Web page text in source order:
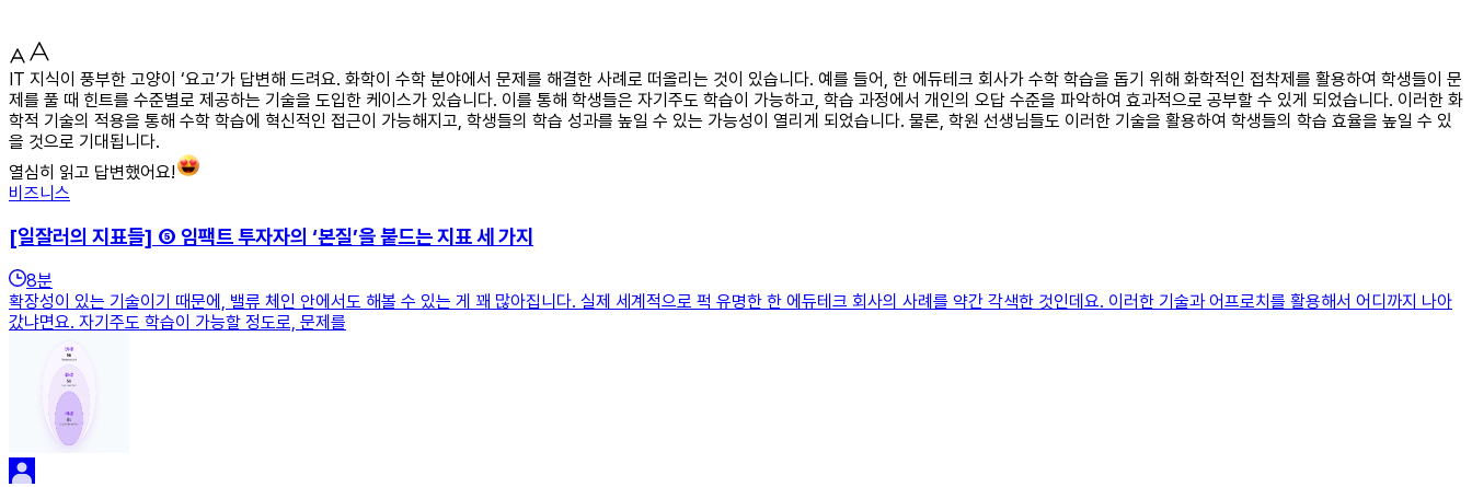
IT 지식이 풍부한 고양이 ‘요고’가 답변해 드려요. 화학이 수학 분야에서 문제를 해결한 사례로 떠올리는 것이 있습니다. 예를 들어, 한 에듀테크 회사가 수학 학습을 돕기 위해 화학적인 접착제를 활용하여 학생들이 문
제를 풀 때 힌트를 수준별로 제공하는 기술을 도입한 케이스가 있습니다. 이를 통해 학생들은 자기주도 학습이 가능하고, 학습 과정에서 개인의 오답 수준을 파악하여 효과적으로 공부할 수 있게 되었습니다. 이러한 화
학적 기술의 적용을 통해 수학 학습에 혁신적인 접근이 가능해지고, 학생들의 학습 성과를 높일 수 있는 가능성이 열리게 되었습니다. 물론, 학원 선생님들도 이러한 기술을 활용하여 학생들의 학습 효율을 높일 수 있
을 것으로 기대됩니다.
열심히 읽고 답변했어요!
비즈니스
[일잘러의 지표들] ⑤ 임팩트 투자자의 ‘본질’을 붙드는 지표 세 가지
8분
확장성이 있는 기술이기 때문에, 밸류 체인 안에서도 해볼 수 있는 게 꽤 많아집니다. 실제 세계적으로 퍽 유명한 한 에듀테크 회사의 사례를 약간 각색한 것인데요. 이러한 기술과 어프로치를 활용해서 어디까지 나아
갔냐면요. 자기주도 학습이 가능할 정도로, 문제를